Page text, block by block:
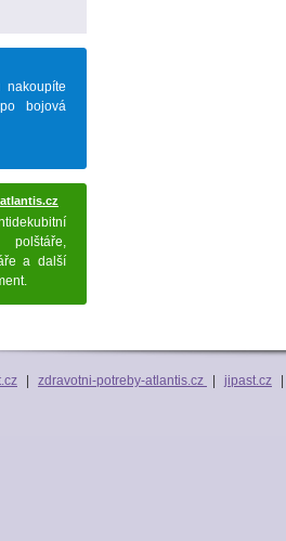
nakoupíte
bojová
a další
zdravotni-potreby-atlantis.cz jipast.cz